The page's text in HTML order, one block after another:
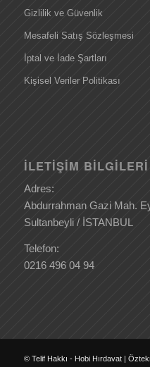
Gizlilik ve Güvenlik
Mesafeli Satış Sözleşmesi
İptal ve İade Şartları
Kişisel Veriler Politikası
İLETIŞIM BILGILERI
Adres:
Abdurrahman Gazi Mah.
Sultanbeyli / İSTANBUL
Telefon:
0216 496 04 94
© Telif Hakkı - Hobi Hırdavat |